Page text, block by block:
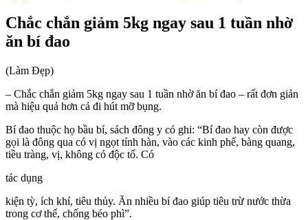
Chắc chắn giảm 5kg ngay sau 1 tuần nhờ
ăn bí đao
(Làm Đẹp)
– Chắc chắn giảm 5kg ngay sau 1 tuần nhờ ăn bí đao – rất đơn giản
mà hiệu quả hơn cả đi hút mỡ bụng.
Bí đao thuộc họ bầu bí, sách đông y có ghi: “Bí đao hay còn được
gọi là đông qua có vị ngọt tính hàn, vào các kinh phế, bàng quang,
tiều tràng, vị, không có độc tố. Có
tác dụng
kiện tỳ, ích khí, tiêu thủy. Ăn nhiều bí đao giúp tiêu trừ nước thừa
trong cơ thể, chống béo phì”.